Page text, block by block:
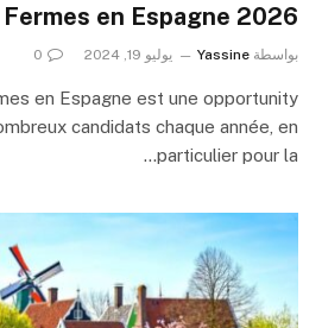
Fermes en Espagne 2026
بواسطة Yassine يوليو 19, 2024 0
en Espagne est une opportunity
candidats chaque année, en
particulier pour la…